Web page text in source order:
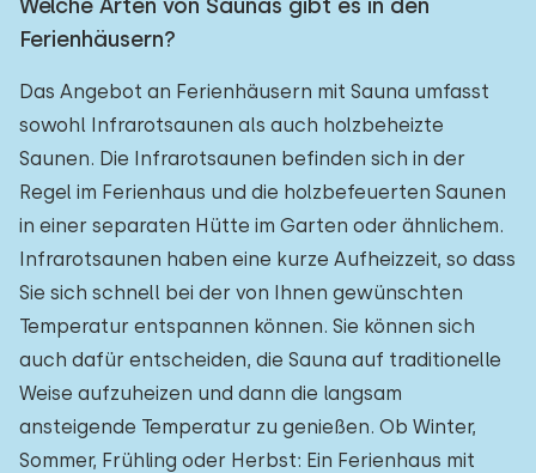
Welche Arten von Saunas gibt es in den
Ferienhäusern?
Das Angebot an Ferienhäusern mit Sauna umfasst
sowohl Infrarotsaunen als auch holzbeheizte
Saunen. Die Infrarotsaunen befinden sich in der
Regel im Ferienhaus und die holzbefeuerten Saunen
in einer separaten Hütte im Garten oder ähnlichem.
Infrarotsaunen haben eine kurze Aufheizzeit, so dass
Sie sich schnell bei der von Ihnen gewünschten
Temperatur entspannen können. Sie können sich
auch dafür entscheiden, die Sauna auf traditionelle
Weise aufzuheizen und dann die langsam
ansteigende Temperatur zu genießen. Ob Winter,
Sommer, Frühling oder Herbst: Ein Ferienhaus mit